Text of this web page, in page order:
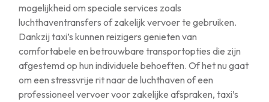
mogelijkheid om speciale services zoals
luchthaventransfers of zakelijk vervoer te gebruiken.
Dankzij taxi’s kunnen reizigers genieten van
comfortabele en betrouwbare transportopties die zijn
afgestemd op hun individuele behoeften. Of het nu gaat
om een stressvrije rit naar de luchthaven of een
professioneel vervoer voor zakelijke afspraken, taxi’s